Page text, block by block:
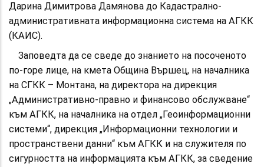
Дарина Димитрова Дамянова до Кадастрално-
административната информационна система на АГКК
(КАИС).
Заповедта да се сведе до знанието на посоченото
по-горе лице, на кмета Община Вършец, на началника
на СГКК – Монтана, на директора на дирекция
„Административно-правно и финансово обслужване“
към АГКК, на началника на отдел „Геоинформационни
системи“, дирекция „Информационни технологии и
пространствени данни“ към АГКК и на служителя по
сигурността на информацията към АГКК, за сведение